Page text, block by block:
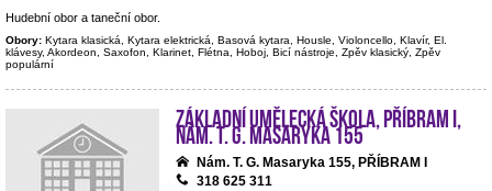
Hudební obor a taneční obor.
Obory: Kytara klasická, Kytara elektrická, Basová kytara, Housle, Violoncello, Klavír, El.
klávesy, Akordeon, Saxofon, Klarinet, Flétna, Hoboj, Bicí nástroje, Zpěv klasický, Zpěv
populární
Základní umělecká škola, Příbram I,
nám. T. G. Masaryka 155
Nám. T. G. Masaryka 155, PŘÍBRAM I
318 625 311